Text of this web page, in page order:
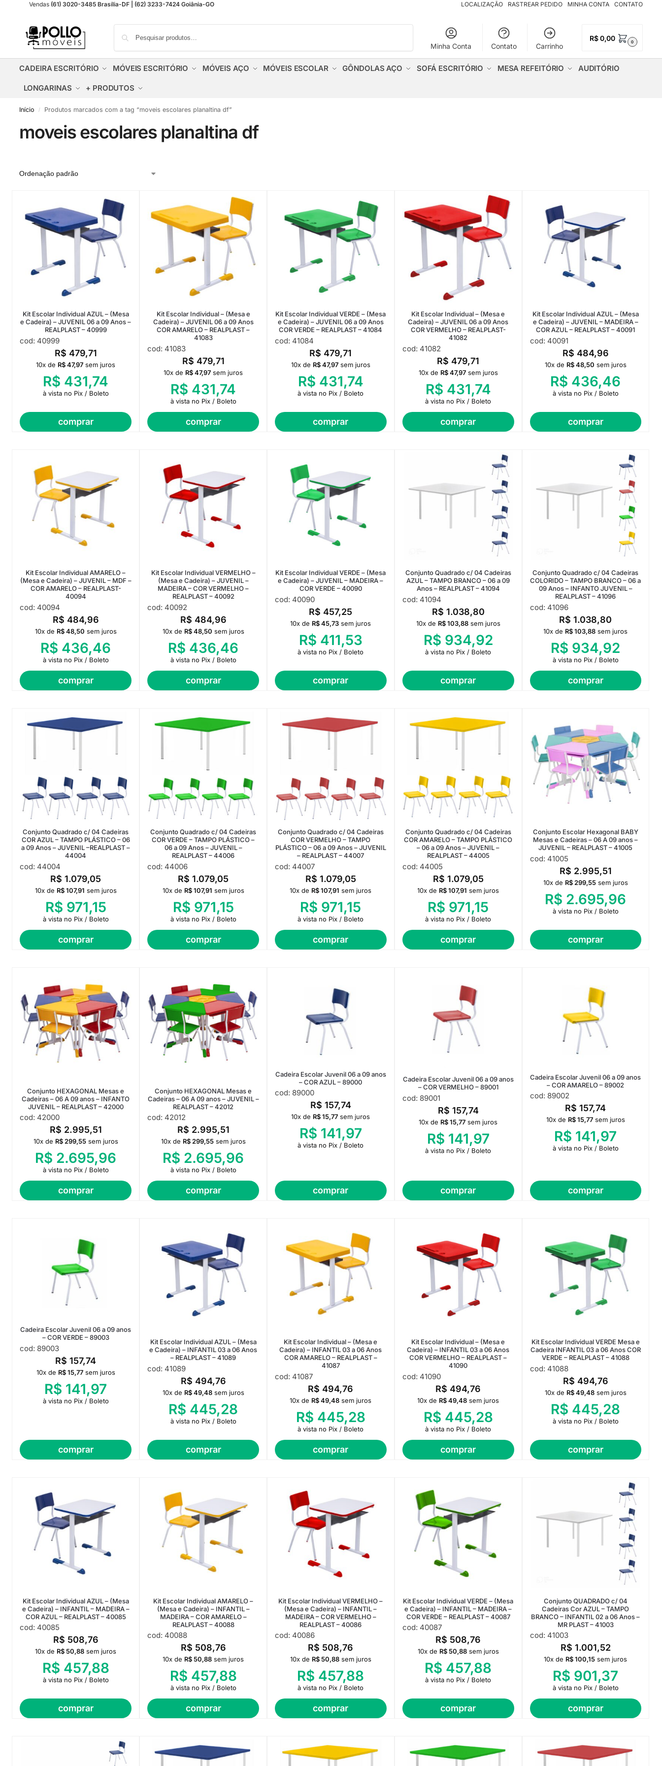
Vendas (61) 3020-3485 Brasília-DF | (62) 3233-7424 Goiânia-GO LOCALIZAÇÃO RASTREAR PEDIDO MINHA CONTA CONTATO
Minha Conta Contato Carrinho
R$0,00 0
CADEIRA ESCRITÓRIO MÓVEIS ESCRITÓRIO MÓVEIS AÇO MÓVEIS ESCOLAR GÔNDOLAS AÇO SOFÁ ESCRITÓRIO MESA REFEITÓRIO AUDITÓRIO
LONGARINAS + PRODUTOS
Início / Produtos marcados com a tag “moveis escolares planaltina df”
moveis escolares planaltina df
Kit Escolar Individual AZUL – (Mesa
e Cadeira) – JUVENIL 06 a 09 Anos –
REALPLAST – 40999
cod: 40999
R$ 479,71
comprar
10x de R$47,97 sem juros
R$ 431,74
à vista no Pix / Boleto
Kit Escolar Individual – (Mesa e
Cadeira) – JUVENIL 06 a 09 Anos
COR AMARELO – REALPLAST –
41083
cod: 41083
R$ 479,71
comprar
10x de R$47,97 sem juros
R$ 431,74
à vista no Pix / Boleto
Kit Escolar Individual VERDE – (Mesa
e Cadeira) – JUVENIL 06 a 09 Anos
COR VERDE – REALPLAST – 41084
cod: 41084
R$ 479,71
comprar
10x de R$47,97 sem juros
R$ 431,74
à vista no Pix / Boleto
Kit Escolar Individual – (Mesa e
Cadeira) – JUVENIL 06 a 09 Anos
COR VERMELHO – REALPLAST-
41082
cod: 41082
R$ 479,71
comprar
10x de R$47,97 sem juros
R$ 431,74
à vista no Pix / Boleto
Kit Escolar Individual AZUL – (Mesa
e Cadeira) – JUVENIL – MADEIRA –
COR AZUL – REALPLAST – 40091
cod: 40091
R$ 484,96
comprar
10x de R$48,50 sem juros
R$ 436,46
à vista no Pix / Boleto
Kit Escolar Individual AMARELO –
(Mesa e Cadeira) – JUVENIL – MDF –
COR AMARELO – REALPLAST-
40094
cod: 40094
R$ 484,96
comprar
10x de R$48,50 sem juros
R$ 436,46
à vista no Pix / Boleto
Kit Escolar Individual VERMELHO –
(Mesa e Cadeira) – JUVENIL –
MADEIRA – COR VERMELHO –
REALPLAST – 40092
cod: 40092
R$ 484,96
comprar
10x de R$48,50 sem juros
R$ 436,46
à vista no Pix / Boleto
Kit Escolar Individual VERDE – (Mesa
e Cadeira) – JUVENIL – MADEIRA –
COR VERDE – 40090
cod: 40090
R$ 457,25
comprar
10x de R$45,73 sem juros
R$ 411,53
à vista no Pix / Boleto
Conjunto Quadrado c/ 04 Cadeiras
AZUL – TAMPO BRANCO – 06 a 09
Anos – REALPLAST – 41094
cod: 41094
R$ 1.038,80
comprar
10x de R$103,88 sem juros
R$ 934,92
à vista no Pix / Boleto
Conjunto Quadrado c/ 04 Cadeiras
COLORIDO – TAMPO BRANCO – 06 a
09 Anos – INFANTO JUVENIL –
REALPLAST – 41096
cod: 41096
R$ 1.038,80
comprar
10x de R$103,88 sem juros
R$ 934,92
à vista no Pix / Boleto
Conjunto Quadrado c/ 04 Cadeiras
COR AZUL – TAMPO PLÁSTICO – 06
a 09 Anos – JUVENIL –REALPLAST –
44004
cod: 44004
R$ 1.079,05
comprar
10x de R$107,91 sem juros
R$ 971,15
à vista no Pix / Boleto
Conjunto Quadrado c/ 04 Cadeiras
COR VERDE – TAMPO PLÁSTICO –
06 a 09 Anos – JUVENIL –
REALPLAST – 44006
cod: 44006
R$ 1.079,05
comprar
10x de R$107,91 sem juros
R$ 971,15
à vista no Pix / Boleto
Conjunto Quadrado c/ 04 Cadeiras
COR VERMELHO – TAMPO
PLÁSTICO – 06 a 09 Anos – JUVENIL
– REALPLAST – 44007
cod: 44007
R$ 1.079,05
comprar
10x de R$107,91 sem juros
R$ 971,15
à vista no Pix / Boleto
Conjunto Quadrado c/ 04 Cadeiras
COR AMARELO – TAMPO PLÁSTICO
– 06 a 09 Anos – JUVENIL –
REALPLAST – 44005
cod: 44005
R$ 1.079,05
comprar
10x de R$107,91 sem juros
R$ 971,15
à vista no Pix / Boleto
Conjunto Escolar Hexagonal BABY
Mesas e Cadeiras – 06 A 09 anos –
JUVENIL – REALPLAST – 41005
cod: 41005
R$ 2.995,51
comprar
10x de R$299,55 sem juros
R$ 2.695,96
à vista no Pix / Boleto
Conjunto HEXAGONAL Mesas e
Cadeiras – 06 A 09 anos – INFANTO
JUVENIL – REALPLAST – 42000
cod: 42000
R$ 2.995,51
comprar
10x de R$299,55 sem juros
R$ 2.695,96
à vista no Pix / Boleto
Conjunto HEXAGONAL Mesas e
Cadeiras – 06 A 09 anos – JUVENIL –
REALPLAST – 42012
cod: 42012
R$ 2.995,51
comprar
10x de R$299,55 sem juros
R$ 2.695,96
à vista no Pix / Boleto
Cadeira Escolar Juvenil 06 a 09 anos
– COR AZUL – 89000
cod: 89000
R$ 157,74
comprar
10x de R$15,77 sem juros
R$ 141,97
à vista no Pix / Boleto
Cadeira Escolar Juvenil 06 a 09 anos
– COR VERMELHO – 89001
cod: 89001
R$ 157,74
comprar
10x de R$15,77 sem juros
R$ 141,97
à vista no Pix / Boleto
Cadeira Escolar Juvenil 06 a 09 anos
– COR AMARELO – 89002
cod: 89002
R$ 157,74
comprar
10x de R$15,77 sem juros
R$ 141,97
à vista no Pix / Boleto
Cadeira Escolar Juvenil 06 a 09 anos
– COR VERDE – 89003
cod: 89003
R$ 157,74
comprar
10x de R$15,77 sem juros
R$ 141,97
à vista no Pix / Boleto
Kit Escolar Individual AZUL – (Mesa
e Cadeira) – INFANTIL 03 a 06 Anos
– REALPLAST – 41089
cod: 41089
R$ 494,76
comprar
10x de R$49,48 sem juros
R$ 445,28
à vista no Pix / Boleto
Kit Escolar Individual – (Mesa e
Cadeira) – INFANTIL 03 a 06 Anos
COR AMARELO – REALPLAST –
41087
cod: 41087
R$ 494,76
comprar
10x de R$49,48 sem juros
R$ 445,28
à vista no Pix / Boleto
Kit Escolar Individual – (Mesa e
Cadeira) – INFANTIL 03 a 06 Anos
COR VERMELHO – REALPLAST –
41090
cod: 41090
R$ 494,76
comprar
10x de R$49,48 sem juros
R$ 445,28
à vista no Pix / Boleto
Kit Escolar Individual VERDE Mesa e
Cadeira INFANTIL 03 a 06 Anos COR
VERDE – REALPLAST – 41088
cod: 41088
R$ 494,76
comprar
10x de R$49,48 sem juros
R$ 445,28
à vista no Pix / Boleto
Kit Escolar Individual AZUL – (Mesa
e Cadeira) – INFANTIL – MADEIRA –
COR AZUL – REALPLAST – 40085
cod: 40085
R$ 508,76
comprar
10x de R$50,88 sem juros
R$ 457,88
à vista no Pix / Boleto
Kit Escolar Individual AMARELO –
(Mesa e Cadeira) – INFANTIL –
MADEIRA – COR AMARELO –
REALPLAST – 40088
cod: 40088
R$ 508,76
comprar
10x de R$50,88 sem juros
R$ 457,88
à vista no Pix / Boleto
Kit Escolar Individual VERMELHO –
(Mesa e Cadeira) – INFANTIL –
MADEIRA – COR VERMELHO –
REALPLAST – 40086
cod: 40086
R$ 508,76
comprar
10x de R$50,88 sem juros
R$ 457,88
à vista no Pix / Boleto
Kit Escolar Individual VERDE – (Mesa
e Cadeira) – INFANTIL – MADEIRA –
COR VERDE – REALPLAST – 40087
cod: 40087
R$ 508,76
comprar
10x de R$50,88 sem juros
R$ 457,88
à vista no Pix / Boleto
Conjunto QUADRADO c/ 04
Cadeiras Cor AZUL – TAMPO
BRANCO – INFANTIL 02 a 06 Anos –
MR PLAST – 41003
cod: 41003
R$ 1.001,52
comprar
10x de R$100,15 sem juros
R$ 901,37
à vista no Pix / Boleto